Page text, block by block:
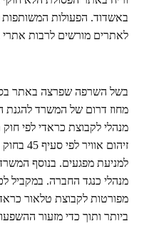
לאתרים מורשים לרבות אתרי
מחוז דרום של המשרד להגנת
מנהלי לקבוצת כראדי לפי חוק
זיהום
למניעת מפגעים. בנוסף
מנהלי כנגד החברה. במקביל
מפורטות לקבוצת טלאור
ביותר ותוך כדי מזעור